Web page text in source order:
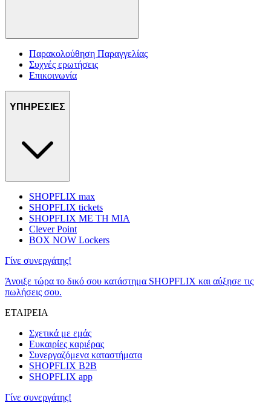
Παρακολούθηση Παραγγελίας
Συχνές ερωτήσεις
Επικοινωνία
ΥΠΗΡΕΣΙΕΣ
SHOPFLIX max
SHOPFLIX tickets
SHOPFLIX ΜΕ ΤΗ ΜΙΑ
Clever Point
BOX NOW Lockers
Γίνε συνεργάτης!
Άνοιξε τώρα το δικό σου κατάστημα SHOPFLIX και αύξησε τις
πωλήσεις σου.
ΕΤΑΙΡΕΙΑ
Σχετικά με εμάς
Ευκαιρίες καριέρας
Συνεργαζόμενα καταστήματα
SHOPFLIX B2B
SHOPFLIX app
Γίνε συνεργάτης!